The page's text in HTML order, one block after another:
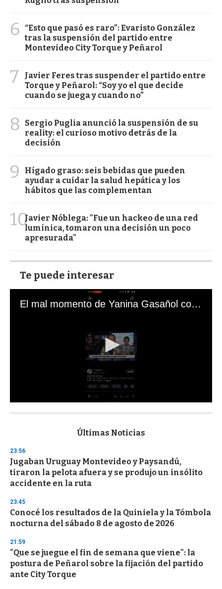
6
“Esto que pasó es raro”: Evaristo González
tras la suspensión del partido entre
Montevideo City Torque y Peñarol
7
Javier Feres tras suspender el partido entre
Torque y Peñarol: “Soy yo el que decide
cuando se juega y cuando no”
8
Sergio Puglia anunció la suspensión de su
reality: el curioso motivo detrás de la
decisión
9
Hígado graso: seis bebidas que pueden
ayudar a cuidar la salud hepática y los
hábitos que las complementan
10Javier Nóblega: "Fue un hackeo de una red
lumínica, tomaron una decisión un poco
apresurada"
Te puede interesar
El mal momento de Yanina Gasañol con un hincha argentino en "Subrayado"
s
d
s
o
f
3
s
e
c
o
d
s
Últimas Noticias
23:56
Jugaban Uruguay Montevideo y Paysandú,
tiraron la pelota afuera y se produjo un insólito
accidente en la ruta
23:45
Conocé los resultados de la Quiniela y la Tómbola
nocturna del sábado 8 de agosto de 2026
21:59
"Que se juegue el fin de semana que viene": la
postura de Peñarol sobre la fijación del partido
ante City Torque